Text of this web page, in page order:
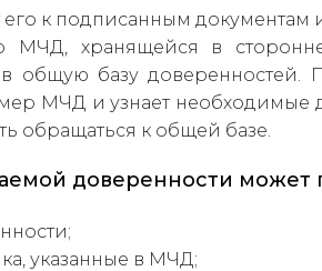
к подписанным документам
МЧД, хранящейся в
базу доверенностей.
МЧД и узнает необходимые
обращаться к общей базе.
доверенности может
указанные в МЧД;